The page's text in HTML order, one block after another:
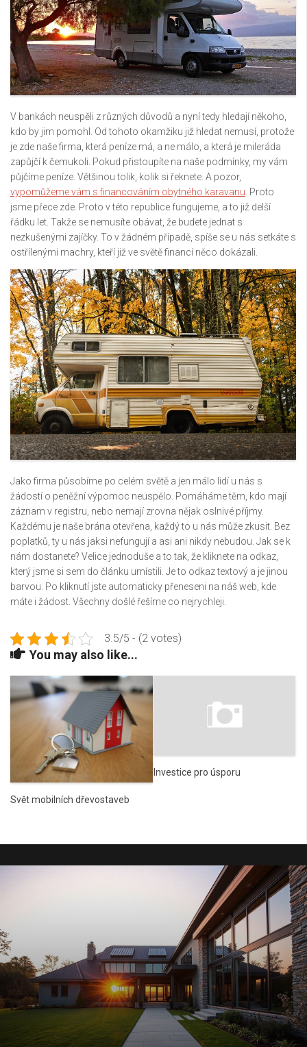
V bankách neuspěli z různých důvodů a nyní tedy hledají někoho,
kdo by jim pomohl. Od tohoto okamžiku již hledat nemusí, protože
je zde naše firma, která peníze má, a ne málo, a která je mileráda
zapůjčí k čemukoli. Pokud přistoupíte na naše podmínky, my vám
půjčíme peníze. Většinou tolik, kolik si řeknete. A pozor,
vypomůžeme vám s financováním obytného karavanu . Proto
jsme přece zde. Proto v této republice fungujeme, a to již delší
řádku let. Takže se nemusíte obávat, že budete jednat s
nezkušenými zajíčky. To v žádném případě, spíše se u nás setkáte s
ostřílenými machry, kteří již ve světě financí něco dokázali.
Jako firma působíme po celém světě a jen málo lidí u nás s
žádostí o peněžní výpomoc neuspělo. Pomáháme těm, kdo mají
záznam v registru, nebo nemají zrovna nějak oslnivé příjmy.
Každému je naše brána otevřena, každý to u nás může zkusit. Bez
poplatků, ty u nás jaksi nefungují a asi ani nikdy nebudou. Jak se k
nám dostanete? Velice jednoduše a to tak, že kliknete na odkaz,
který jsme si sem do článku umístili. Je to odkaz textový a je jinou
barvou. Po kliknutí jste automaticky přeneseni na náš web, kde
máte i žádost. Všechny došlé řešíme co nejrychleji.
3.5/5 - (2 votes)
You may also like...
Svět mobilních dřevostaveb
Investice pro úsporu